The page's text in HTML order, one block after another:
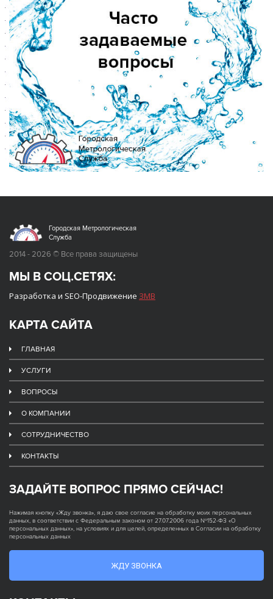
Городская Метрологическая
Служба
2014 - 2026 © Все права защищены
МЫ В СОЦ.СЕТЯХ:
Разработка и SEO-Продвижение ЗМВ
КАРТА САЙТА
ГЛАВНАЯ
УСЛУГИ
ВОПРОСЫ
О КОМПАНИИ
СОТРУДНИЧЕСТВО
КОНТАКТЫ
ЗАДАЙТЕ ВОПРОС ПРЯМО СЕЙЧАС!
Нажимая кнопку «Жду звонка», я даю свое согласие на обработку моих персональных
данных, в соответствии с Федеральным законом от 27.07.2006 года №152-ФЗ «О
персональных данных», на условиях и для целей, определенных в Согласии на обработку
персональных данных
ЖДУ ЗВОНКА